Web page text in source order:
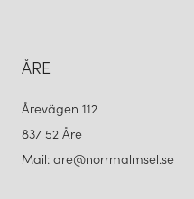
ÅRE
Årevägen 112
837 52 Åre
Mail: are@norrmalmsel.se